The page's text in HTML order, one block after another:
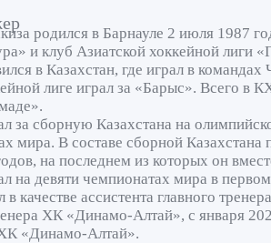
родился в Барнауле 2 июля 1987
и клуб Азиатской хоккейной лиги
в Казахстан, где играл в
лиге играл за «Барыс». Всего в
за сборную Казахстана на
мира. В составе сборной
на последнем из которых он
на девяти чемпионатах мира в
в качестве ассистента главного
ХК «Динамо-Алтай», с января
«Динамо-Алтай».